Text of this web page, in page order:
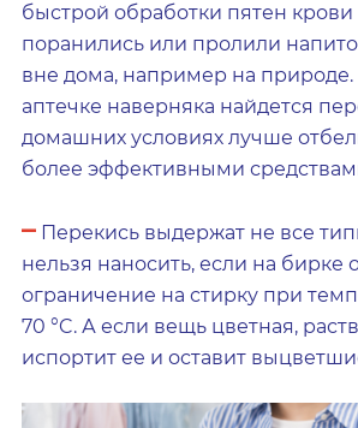
быстрой обработки пятен
поранились или пролили
вне дома, например на
аптечке наверняка найдется
домашних условиях лучше
более эффективными
– Перекись выдержат не все
нельзя наносить, если на бирке
ограничение на стирку при
70 °C. А если вещь цветная,
испортит ее и оставит